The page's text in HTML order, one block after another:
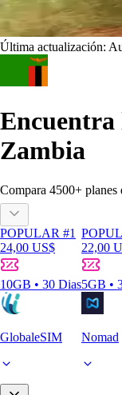
Última actualización:
Zambia
Compara 4500+ planes
POPULAR #1
24,00 US$
10GB • 30 Dias
GlobaleSIM
22,00
5GB •
Nomad